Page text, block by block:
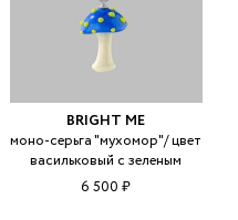
BRIGHT ME
моно-серьга "мухомор"/ цвет
васильковый с зеленым
6 500 ₽